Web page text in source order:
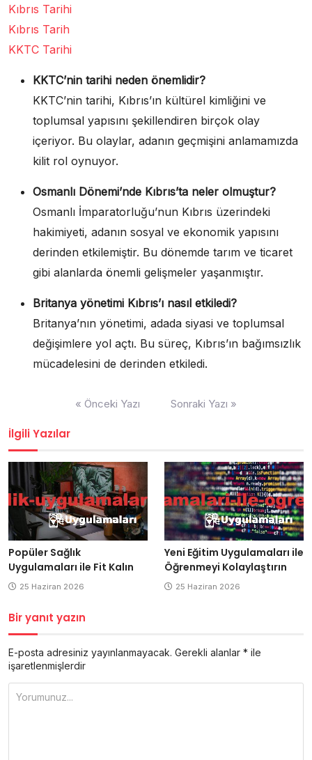
Kıbrıs Tarihi
Kıbrıs Tarih
KKTC Tarihi
KKTC’nin tarihi neden önemlidir?
KKTC’nin tarihi, Kıbrıs’ın kültürel kimliğini ve
toplumsal yapısını şekillendiren birçok olay
içeriyor. Bu olaylar, adanın geçmişini anlamamızda
kilit rol oynuyor.
Osmanlı Dönemi’nde Kıbrıs’ta neler olmuştur?
Osmanlı İmparatorluğu’nun Kıbrıs üzerindeki
hakimiyeti, adanın sosyal ve ekonomik yapısını
derinden etkilemiştir. Bu dönemde tarım ve ticaret
gibi alanlarda önemli gelişmeler yaşanmıştır.
Britanya yönetimi Kıbrıs’ı nasıl etkiledi?
Britanya’nın yönetimi, adada siyasi ve toplumsal
değişimlere yol açtı. Bu süreç, Kıbrıs’ın bağımsızlık
mücadelesini de derinden etkiledi.
« Önceki Yazı Sonraki Yazı »
İlgili Yazılar
Popüler Sağlık
Uygulamaları ile Fit Kalın
25 Haziran 2026
Yeni Eğitim Uygulamaları ile
Öğrenmeyi Kolaylaştırın
25 Haziran 2026
Bir yanıt yazın
E-posta adresiniz yayınlanmayacak. Gerekli alanlar * ile
işaretlenmişlerdir